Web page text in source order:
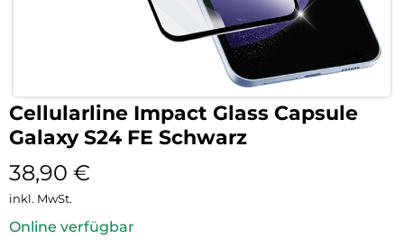
Cellularline Impact Glass Capsule
Galaxy S24 FE Schwarz
38,90 €
inkl. MwSt.
Online verfügbar